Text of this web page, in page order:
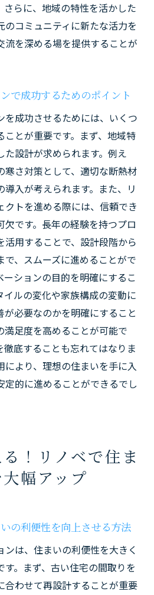
さらに、地域の特性を活かした
のコミュニティに新たな活力を
流を深める場を提供することが
で成功するためのポイント
を成功させるためには、いくつ
ことが重要です。まず、地域特
た設計が求められます。例え
寒さ対策として、適切な断熱材
入が考えられます。また、リ
クトを進める際には、信頼でき
欠です。長年の経験を持つプロ
活用することで、設計段階から
、スムーズに進めることがで
ーションの目的を明確にするこ
イルの変化や家族構成の変動に
必要なのかを明確にすること
満足度を高めることが可能で
底することも忘れてはなりま
より、理想の住まいを手に入
定的に進めることができるでし
！リノベで住ま
幅アップ
の利便性を向上させる方法
は、住まいの利便性を大きく
。まず、古い住宅の間取りを
合わせて再設計することが重要